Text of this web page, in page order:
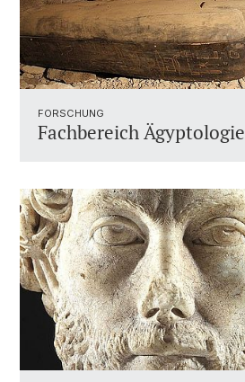
FORSCHUNG
Fachbereich Ägyptologie